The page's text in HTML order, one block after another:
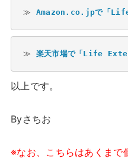
≫ Amazon.co.jpで「
≫ 楽天市場で「Life
以上です。
Byさちお
※なお、こちらはあくまで